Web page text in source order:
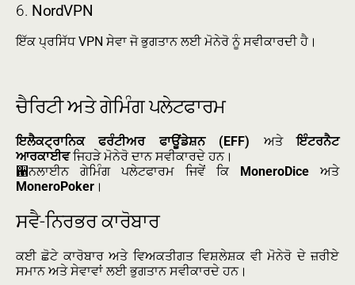
6. NordVPN
ਇੱਕ ਪ੍ਰਸਿੱਧ VPN ਸੇਵਾ ਜੋ ਭੁਗਤਾਨ ਲਈ ਮੋਨੇਰੋ ਨੂੰ ਸਵੀਕਾਰਦੀ ਹੈ।
ਚੈਰਿਟੀ ਅਤੇ ਗੇਮਿੰਗ ਪਲੇਟਫਾਰਮ
ਇਲੈਕਟ੍ਰਾਨਿਕ ਫਰੰਟੀਅਰ ਫਾਊਂਡੇਸ਼ਨ (EFF) ਅਤੇਇੰਟਰਨੈਟ
ਆਰਕਾਈਵਜਿਹੜੇ ਮੋਨੇਰੋ ਦਾਨ ਸਵੀਕਾਰਦੇ ਹਨ।
਑ਨਲਾਈਨ ਗੇਮਿੰਗ ਪਲੇਟਫਾਰਮ ਜਿਵੇਂ ਕਿ MoneroDice ਅਤੇ
MoneroPoker ।
ਸਵੈ-ਨਿਰਭਰ ਕਾਰੋਬਾਰ
ਕਈ ਛੋਟੇ ਕਾਰੋਬਾਰ ਅਤੇ ਵਿਅਕਤੀਗਤ ਵਿਸ਼ਲੇਸ਼ਕ ਵੀ ਮੋਨੇਰੋ ਦੇ ਜ਼ਰੀਏ
ਸਮਾਨ ਅਤੇ ਸੇਵਾਵਾਂ ਲਈ ਭੁਗਤਾਨ ਸਵੀਕਾਰਦੇ ਹਨ।